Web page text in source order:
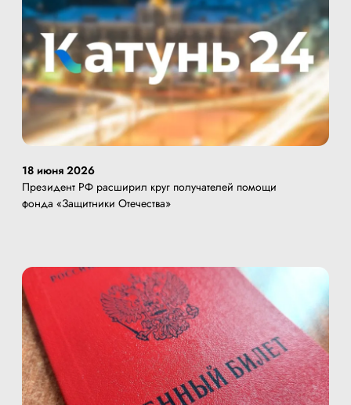
18 июня 2026
Президент РФ расширил круг получателей помощи
фонда «Защитники Отечества»